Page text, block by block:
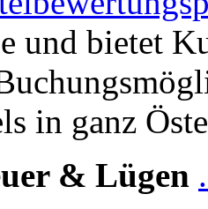
und bietet
in ganz
& Lügen